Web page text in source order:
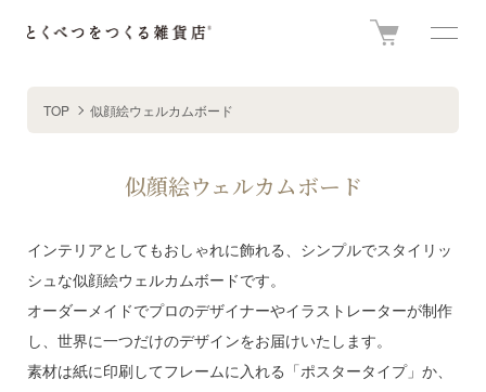
TOP 似顔絵ウェルカムボード
似顔絵ウェルカムボード
インテリアとしてもおしゃれに飾れる、シンプルでスタイリッ
シュな似顔絵ウェルカムボードです。
オーダーメイドでプロのデザイナーやイラストレーターが制作
し、世界に一つだけのデザインをお届けいたします。
素材は紙に印刷してフレームに入れる「ポスタータイプ」か、